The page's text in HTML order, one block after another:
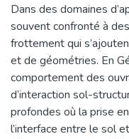
Dans des domaines
souvent confronté à
frottement qui
et de géométries. En
comportement des
d’interaction sol-
profondes où la prise
l’interface entre le sol